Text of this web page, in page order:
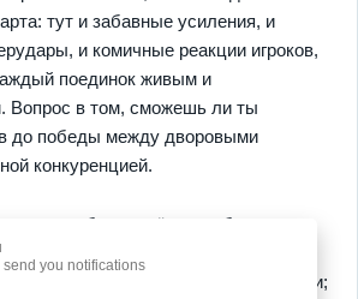
тут и забавные усиления, и
и комичные реакции игроков,
поединок живым и
Вопрос в том, сможешь ли ты
до победы между дворовыми
конкуренцией.
свобода и лёгкость благодаря
а режимы позволяют играть как
и полный сезон с системой прокачки;
you notifications